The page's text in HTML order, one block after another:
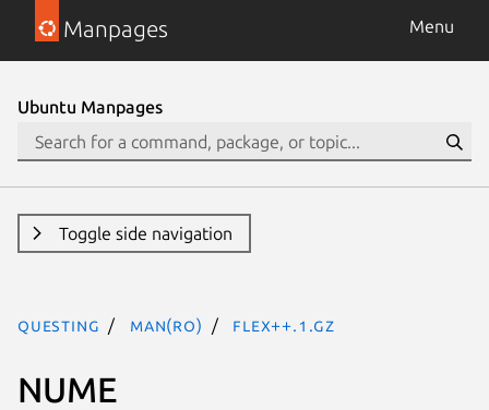
Manpages Menu
Ubuntu Manpages
Toggle side navigation
questing man(ro) flex++.1.gz
NUME